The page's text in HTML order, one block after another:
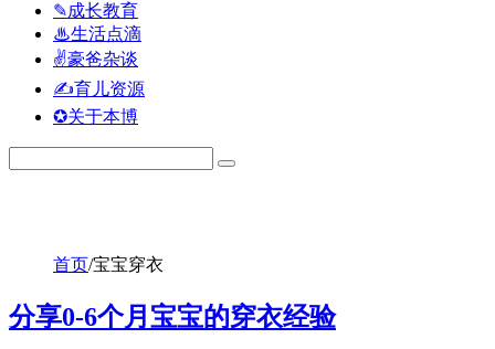
✎成长教育
♨生活点滴
✌豪爸杂谈
✍育儿资源
✪关于本博
首页/宝宝穿衣
分享0-6个月宝宝的穿衣经验